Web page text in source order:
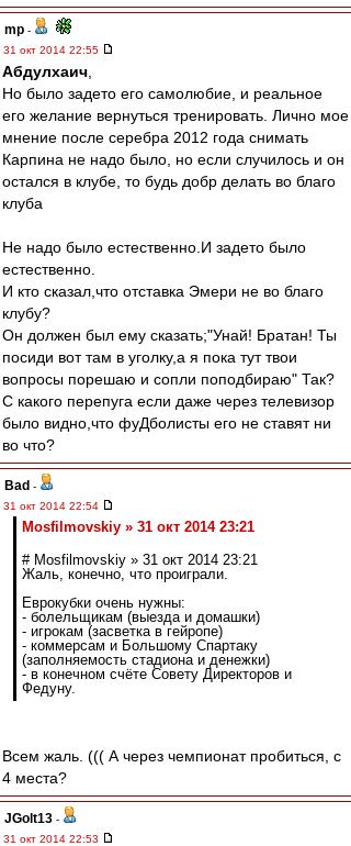
mp -
31 окт 2014 22:55
Абдулхаич
Но было задето его самолюбие, и реальное
его желание вернуться тренировать. Лично мое
мнение после серебра 2012 года снимать
Карпина не надо было, но если случилось и он
остался в клубе, то будь добр делать во благо
клуба
Не надо было естественно.И задето было
естественно.
И кто сказал,что отставка Эмери не во благо
клубу?
Он должен был ему сказать;"Унай! Братан! Ты
посиди вот там в уголку,а я пока тут твои
вопросы порешаю и сопли поподбираю" Так?
С какого перепуга если даже через телевизор
было видно,что фуДболисты его не ставят ни
во что?
Bad -
31 окт 2014 22:54
Mosfilmovskiy » 31 окт 2014 23:21
# Mosfilmovskiy » 31 окт 2014 23:21
Жаль, конечно, что проиграли.
Еврокубки очень нужны:
- болельщикам (выезда и домашки)
- игрокам (засветка в гейропе)
- коммерсам и Большому Спартаку
(заполняемость стадиона и денежки)
- в конечном счёте Совету Директоров и
Федуну.
Всем жаль. ((( А через чемпионат пробиться, с
4 места?
JGolt13 -
31 окт 2014 22:53